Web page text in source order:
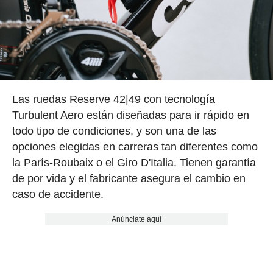
Las ruedas Reserve 42|49 con tecnología
Turbulent Aero están diseñadas para ir rápido en
todo tipo de condiciones, y son una de las
opciones elegidas en carreras tan diferentes como
la París-Roubaix o el Giro D'Italia. Tienen garantía
de por vida y el fabricante asegura el cambio en
caso de accidente.
Anúnciate aquí